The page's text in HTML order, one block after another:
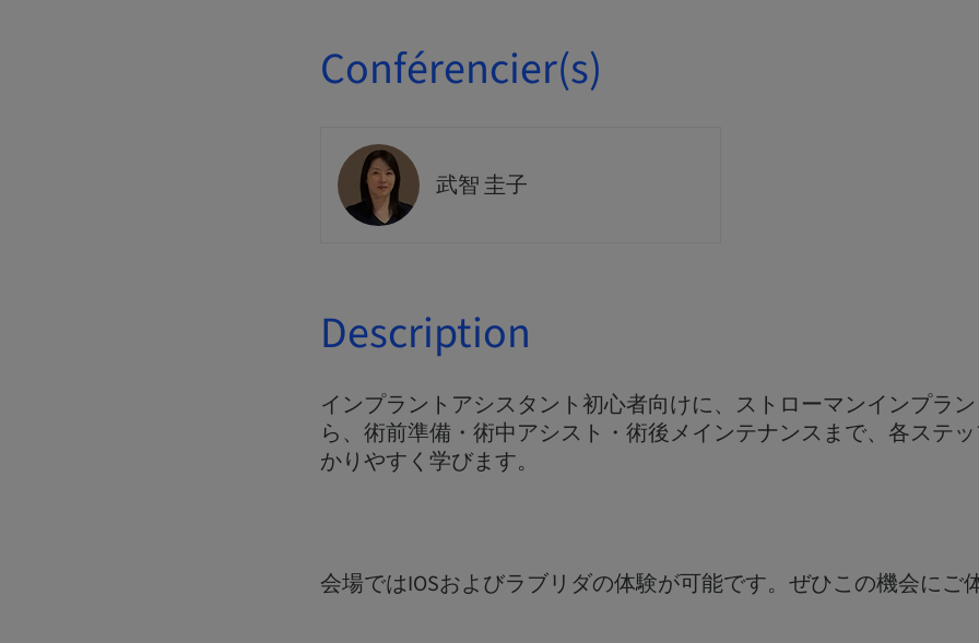
Conférencier(s)
武智 圭子
Description
インプラントアシスタント初心者向けに、ストローマンインプラ
ら、術前準備・術中アシスト・術後メインテナンスまで、各ステ
かりやすく学びます。
会場ではIOSおよびラブリダの体験が可能です。ぜひこの機会にご